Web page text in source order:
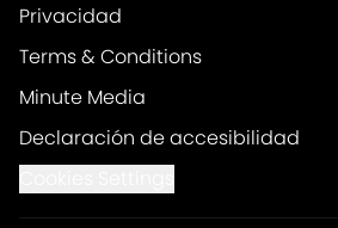
Privacidad
Terms & Conditions
Minute Media
Declaración de accesibilidad